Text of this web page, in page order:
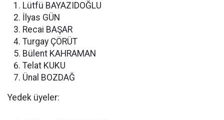
Lütfü BAYAZIDOĞLU
İlyas GÜN
Recai BAŞAR
Turgay ÇÖRÜT
Bülent KAHRAMAN
Telat KUKU
Ünal BOZDAĞ
Yedek üyeler: